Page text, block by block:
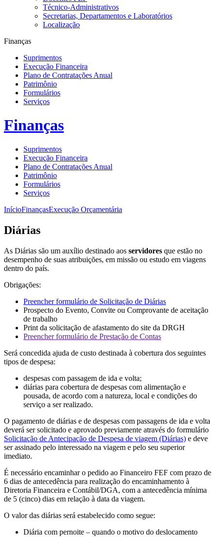
Técnico-Administrativos
Secretarias, Departamentos e Laboratórios
Localização
Finanças
Suprimentos
Execução Financeira
Plano de Contratações Anual
Patrimônio
Formulários
Serviços
Finanças
Suprimentos
Execução Financeira
Plano de Contratações Anual
Patrimônio
Formulários
Serviços
InícioFinançasExecução Orçamentária
Diárias
As Diárias são um auxílio destinado aos servidores que estão no
desempenho de suas atribuições, em missão ou estudo em viagens
dentro do país.
Obrigações:
Preencher formulário de Solicitação de Diárias
Prospecto do Evento, Convite ou Comprovante de aceitação
de trabalho
Print da solicitação de afastamento do site da DRGH
Preencher formulário de Prestação de Contas
Será concedida ajuda de custo destinada à cobertura dos seguintes
tipos de despesa:
despesas com passagem de ida e volta;
diárias para cobertura de despesas com alimentação e
pousada, de acordo com a natureza, local e condições do
serviço a ser realizado.
O pagamento de diárias e de despesas com passagens de ida e volta
deverá ser solicitado e aprovado previamente através do formulário
Solicitação de Antecipação de Despesa de viagem (Diárias) e deve
ser assinado pelo interessado na viagem e pelo seu superior
imediato.
É necessário encaminhar o pedido ao Financeiro FEF com prazo de
6 dias de antecedência para realização do encaminhamento à
Diretoria Financeira e Contábil/DGA, com a antecedência mínima
de 5 (cinco) dias em relação à data da viagem.
O valor das diárias será estabelecido como segue:
Diária com pernoite – quando o motivo do deslocamento